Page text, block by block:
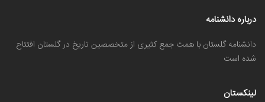
درباره دانشنامه
دانشنامه گلستان با همت جمع کثیری از متخصصین تاریخ در گلستان افتتاح
شده است
لینکستان